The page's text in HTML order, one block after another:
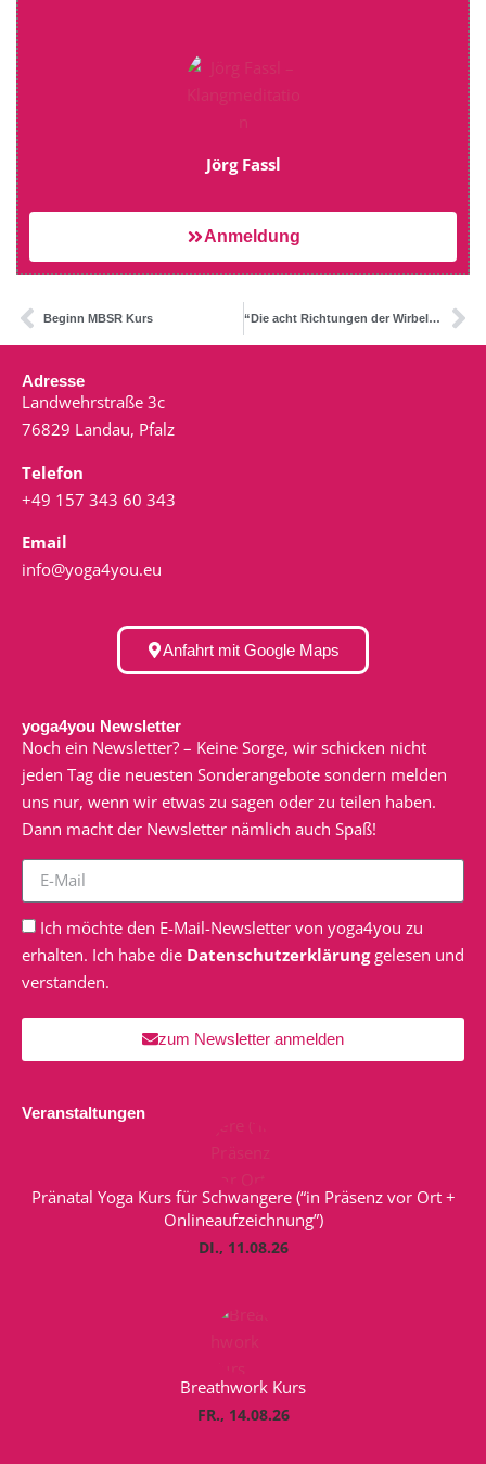
Jörg Fassl
Anmeldung
Beginn MBSR Kurs “Die acht Richtungen der Wirbelsäule”
Adresse
Landwehrstraße 3c
76829 Landau, Pfalz
Telefon
+49 157 343 60 343
Email
info@yoga4you.eu
Anfahrt mit Google Maps
yoga4you Newsletter
Noch ein Newsletter? – Keine Sorge, wir schicken nicht
jeden Tag die neuesten Sonderangebote sondern melden
uns nur, wenn wir etwas zu sagen oder zu teilen haben.
Dann macht der Newsletter nämlich auch Spaß!
Ich möchte den E-Mail-Newsletter von yoga4you zu
erhalten. Ich habe die Datenschutzerklärunggelesen und
verstanden.
zum Newsletter anmelden
Veranstaltungen
Pränatal Yoga Kurs für Schwangere (“in Präsenz vor Ort +
Onlineaufzeichnung”)
DI., 11.08.26
Breathwork Kurs
FR., 14.08.26